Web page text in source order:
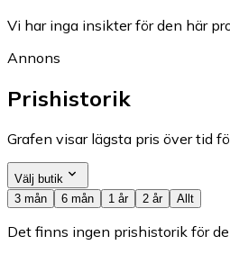
Vi har inga insikter för den här
Annons
Prishistorik
Grafen visar lägsta pris över tid
Välj butik
3 mån
6 mån 1 år 2 år Allt
Det finns ingen prishistorik för